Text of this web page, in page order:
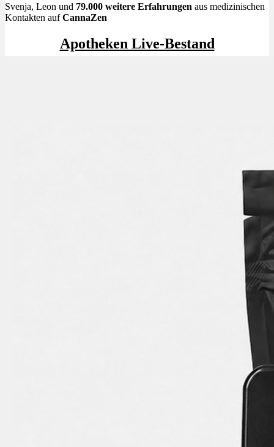
Svenja, Leon und 79.000 weitere Erfahrungen aus medizinischen
Kontakten aufCannaZen
Apotheken Live-Bestand